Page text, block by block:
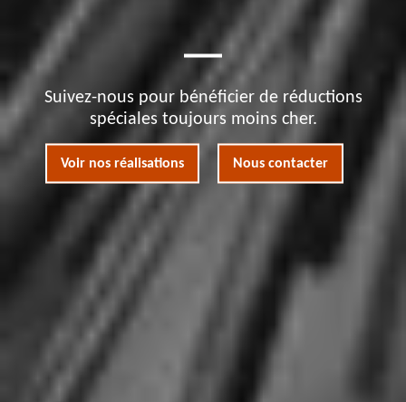
Suivez-nous pour bénéficier de réductions
spéciales toujours moins cher.
Voir nos réalisations Nous contacter